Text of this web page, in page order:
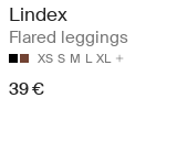
Lindex
Flared leggings
XS S M L XL
39 €